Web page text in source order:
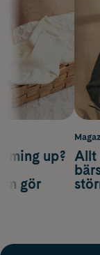
up?
gör
Allt